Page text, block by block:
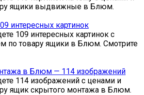
ящики выдвижные в Блюм.
интересных картинок
109 интересных картинок с
по товару ящики в Блюм. Смотрите
в Блюм — 114 изображений
114 изображений с ценами и
ящик скрытого монтажа в Блюм.